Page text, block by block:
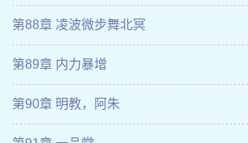
第88章 凌波微步舞北冥
第89章 内力暴增
第90章 明教，阿朱